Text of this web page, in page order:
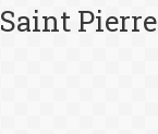
Pierre